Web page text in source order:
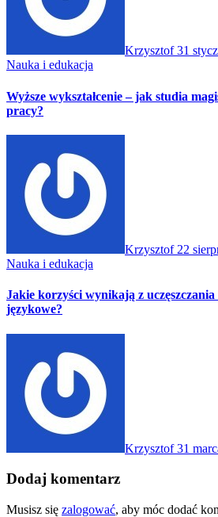
Krzysztof31
Nauka i edukacja
Wyższe wykształcenie – jak studia
pracy?
Krzysztof 22
Nauka i edukacja
Jakie korzyści wynikają z
językowe?
Krzysztof31
Dodaj komentarz
Musisz się zalogować, aby móc dodać